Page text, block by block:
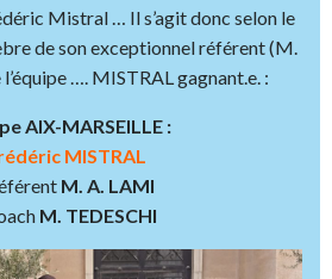
Mistral … Il s’agit donc selon le
de son exceptionnel référent (M.
l’équipe …. MISTRAL gagnant.e. :
AIX-MARSEILLE :
MISTRAL
M. A. LAMI
M. TEDESCHI